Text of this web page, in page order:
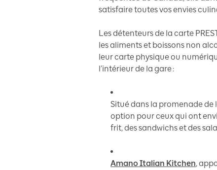
satisfaire toutes vos envies
Les détenteurs de la carte
les aliments et boissons non
leur carte physique ou
l’intérieur de la gare :
Situé dans la promenade de
option pour ceux qui ont
frit, des sandwichs et des
Amano Italian Kitchen,